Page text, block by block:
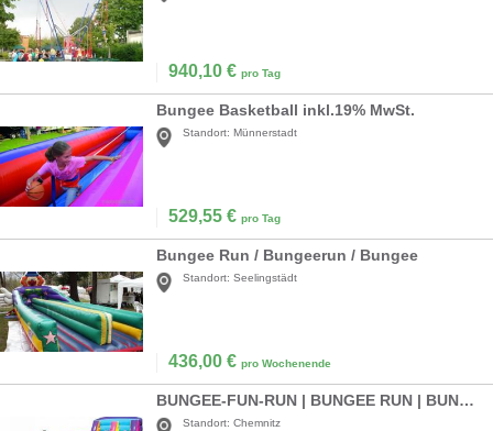
940,10 € pro Tag
Bungee Basketball inkl.19% MwSt.
Standort: Münnerstadt
529,55 € pro Tag
Bungee Run / Bungeerun / Bungee
Standort: Seelingstädt
436,00 € pro Wochenende
BUNGEE-FUN-RUN | BUNGEE RUN | BUNGEE RUNNING
Standort: Chemnitz